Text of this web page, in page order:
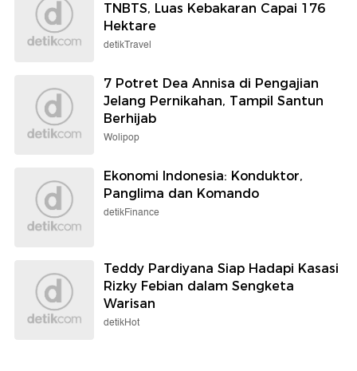
TNBTS, Luas Kebakaran Capai 176
Hektare
detikTravel
7 Potret Dea Annisa di Pengajian
Jelang Pernikahan, Tampil Santun
Berhijab
Wolipop
Ekonomi Indonesia: Konduktor,
Panglima dan Komando
detikFinance
Teddy Pardiyana Siap Hadapi Kasasi
Rizky Febian dalam Sengketa
Warisan
detikHot